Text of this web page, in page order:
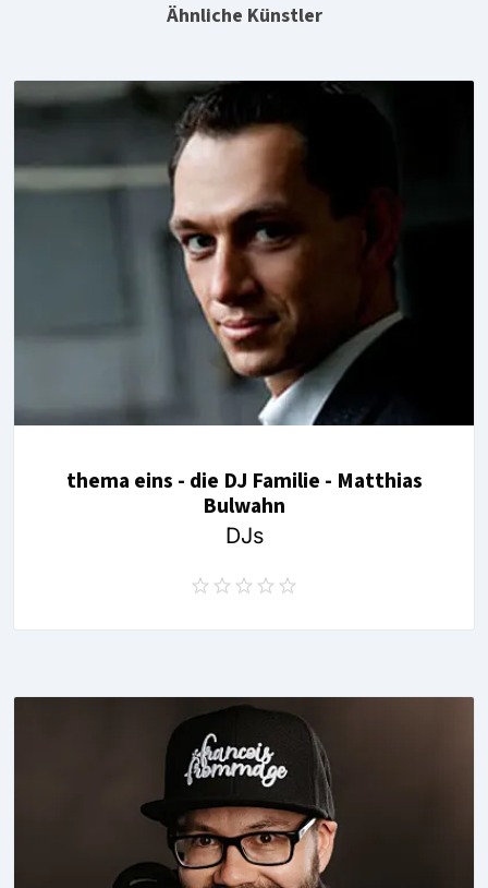
Ähnliche Künstler
thema eins - die DJ Familie - Matthias
Bulwahn
DJs